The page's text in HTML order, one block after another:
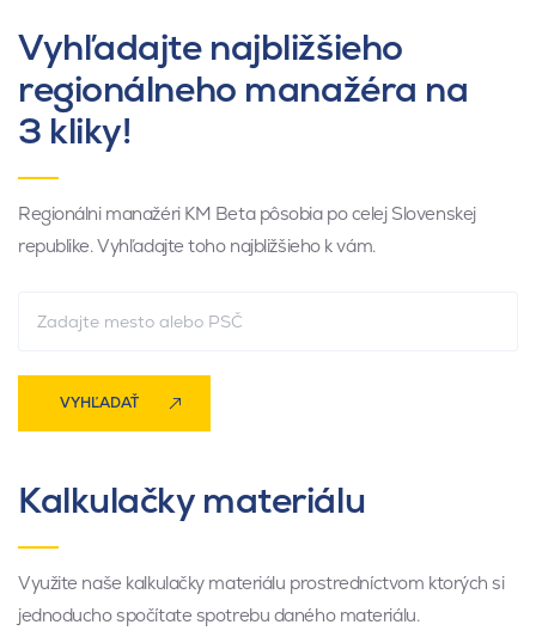
Vyhľadajte najbližšieho
regionálneho manažéra na
3 kliky!
Regionálni manažéri KM Beta pôsobia po celej Slovenskej
republike. Vyhľadajte toho najbližšieho k vám.
VYHĽADAŤ
Kalkulačky materiálu
Využite naše kalkulačky materiálu prostredníctvom ktorých si
jednoducho spočítate spotrebu daného materiálu.